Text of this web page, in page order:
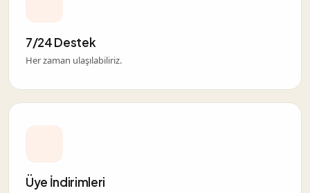
7/24 Destek
Her zaman ulaşılabiliriz.
Üye İndirimleri